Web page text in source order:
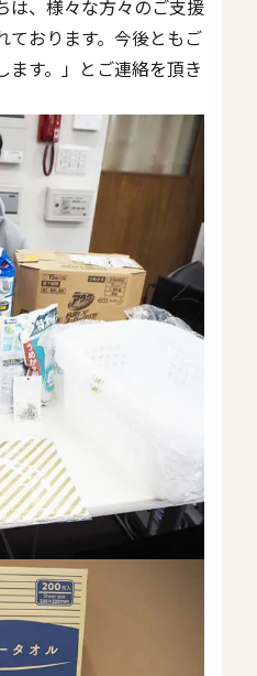
は、様々な方々のご支援
ております。今後ともご
す。」とご連絡を頂き